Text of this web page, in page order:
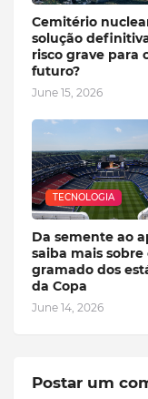
Cemitério
solução
risco grave para
futuro?
June 15, 2026
TECNOLOGIA
Da semente ao
saiba mais sobre
gramado dos
da Copa
June 14, 2026
Postar um